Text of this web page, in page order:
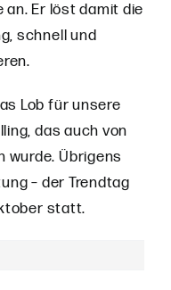
Er löst damit die
schnell und
Lob für unsere
das auch von
wurde. Übrigens
– der Trendtag
statt.